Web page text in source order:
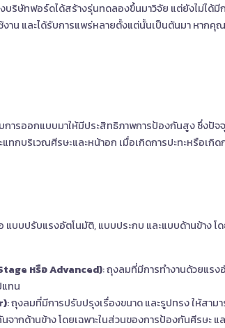
บริษัทฟอร์ดได้สร้างรุ่นทดลองขึ้นมาวิจัย แต่ยังไม่ไ
าน และได้รับการแพร่หลายตั้งแต่นั้นเป็นต้นมา หาก
รออกแบบมาให้มีประสิทธิภาพการป้องกันสูง ซึ่งปั
ทกบริเวณศีรษะและหน้าอก เมื่อเกิดการปะทะหรือเ
บบปรับแรงอัตโนมัติ, แบบประกบ และแบบด้านข้าง
หรือ Advanced): ถุงลมที่มีการทำงานด้วยแรง
แทน
: ถุงลมที่มีการปรับปรุงเรื่องขนาด และรูปทรง ให้สาม
จากด้านข้าง โดยเฉพาะในส่วนของการป้องกันศีรษะ